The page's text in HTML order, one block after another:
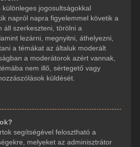
jogosultságokkal
napról napra figyelemmel követik a
áll szerkeszteni, törölni a
lezárni, megnyitni, áthelyezni,
a témákat az általuk moderált
a moderátorok azért vannak,
nem illő, sértegető vagy
küldését.
segítségével felosztható a
melyeket az adminisztrátor